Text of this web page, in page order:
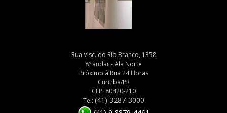
Rua Visc. do Rio Branco, 1358
8º andar - Ala Norte
Próximo à Rua 24 Horas
Curitiba/PR
CEP: 80420-210
Tel: (41) 3287-3000